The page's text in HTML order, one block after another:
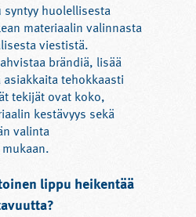
syntyy huolellisesta
materiaalin valinnasta
viestistä.
brändiä, lisää
tehokkaasti
tekijät ovat koko,
kestävyys sekä
valinta
lippu heikentää